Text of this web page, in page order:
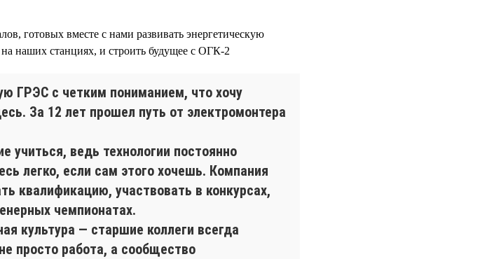
готовых вместе с нами развивать энергетическую
наших станциях, и строить будущее с ОГК-2
ГРЭС с четким пониманием, что хочу
За 12 лет прошел путь от электромонтера
учиться, ведь технологии постоянно
легко, если сам этого хочешь. Компания
квалификацию, участвовать в конкурсах,
чемпионатах.
культура — старшие коллеги всегда
просто работа, а сообщество